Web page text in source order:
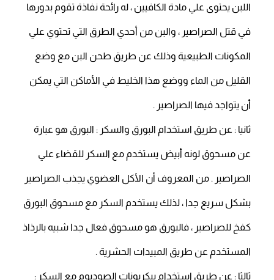
اللبن يحتوى علي مادة الكافيين ، له رائحة نفاذة تقوم بدورها
في قتل الصراصير ، والبن من أحدي الطرق التي تحتوي علي
المكونات الطبيعية وذلك عن طريق طحن البن مع وضع
القليل من الماء ووضع هذا الخليط في الأماكن التي يمكن
أن يتواجد فيها الصراصير .
ثانيا : عن طريق استخدام البورق والسكر : البورق هو عبارة
عن مسحوق لونه أبيض يستخدم مع السكر للقضاء علي
الصراصير . من المعروف أن الأكل العضوي يجذب الصراصير
بشكل سريع جدا ، لذلك يستخدم السكر مع مسحوق البورق
كفخ للصراصير ، فالبورق هو مسحوق فعال جدا شبيه بالرذاذ
المستخدم عن طريق المبيدات الحشرية .
ثالثا : عن طريق استخدام بيكربونات الصوديوم مع السكر :